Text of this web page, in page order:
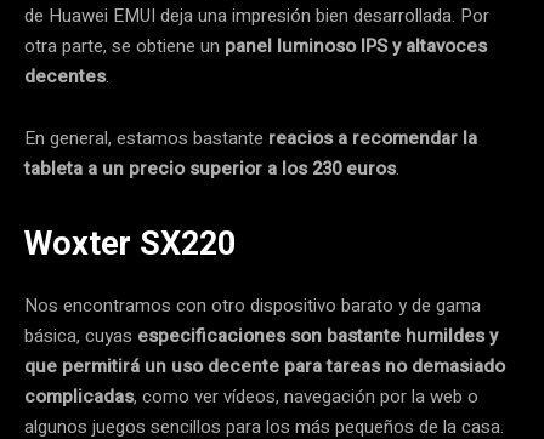
de Huawei EMUI deja una impresión bien desarrollada. Por
otra parte, se obtiene un panel luminoso IPS y altavoces
decentes.
En general, estamos bastante reacios a recomendar la
tableta a un precio superior a los 230 euros.
Woxter SX220
Nos encontramos con otro dispositivo barato y de gama
básica, cuyas especificaciones son bastante humildes y
que permitirá un uso decente para tareas no demasiado
complicadas, como ver vídeos, navegación por la web o
algunos juegos sencillos para los más pequeños de la casa.